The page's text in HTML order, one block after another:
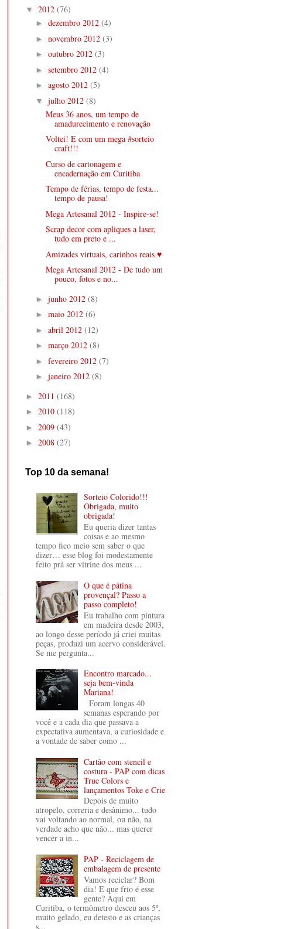
▼ 2012 (76)
► dezembro 2012 (4)
► novembro 2012 (3)
► outubro 2012 (3)
► setembro 2012 (4)
► agosto 2012 (5)
▼ julho 2012 (8)
Meus 36 anos, um tempo de
amadurecimento e renovação
Voltei! E com um mega #sorteio
craft!!!
Curso de cartonagem e
encadernação em Curitiba
Tempo de férias, tempo de festa...
tempo de pausa!
Mega Artesanal 2012 - Inspire-se!
Scrap decor com apliques a laser,
tudo em preto e ...
Amizades virtuais, carinhos reais ♥
Mega Artesanal 2012 - De tudo um
pouco, fotos e no...
► junho 2012 (8)
► maio 2012 (6)
► abril 2012 (12)
► março 2012 (8)
► fevereiro 2012 (7)
► janeiro 2012 (8)
► 2011 (168)
► 2010 (118)
► 2009 (43)
► 2008 (27)
Top 10 da semana!
Sorteio Colorido!!!
Obrigada, muito
obrigada!
Eu queria dizer tantas
coisas e ao mesmo
tempo fico meio sem saber o que
dizer… esse blog foi modestamente
feito prá ser vitrine dos meus ...
O que é pátina
provençal? Passo a
passo completo!
Eu trabalho com pintura
em madeira desde 2003,
ao longo desse período já criei muitas
peças, produzi um acervo considerável.
Se me pergunta...
Encontro marcado...
seja bem-vinda
Mariana!
Foram longas 40
semanas esperando por
você e a cada dia que passava a
expectativa aumentava, a curiosidade e
a vontade de saber como ...
Cartão com stencil e
costura - PAP com dicas
True Colors e
lançamentos Toke e Crie
Depois de muito
atropelo, correria e desânimo... tudo
vai voltando ao normal, ou não, na
verdade acho que não... mas querer
vencer a in...
PAP - Reciclagem de
embalagem de presente
Vamos reciclar? Bom
dia! E que frio é esse
gente? Aqui em
Curitiba, o termômetro desceu aos 5º,
muito gelado, eu detesto e as crianças
s...